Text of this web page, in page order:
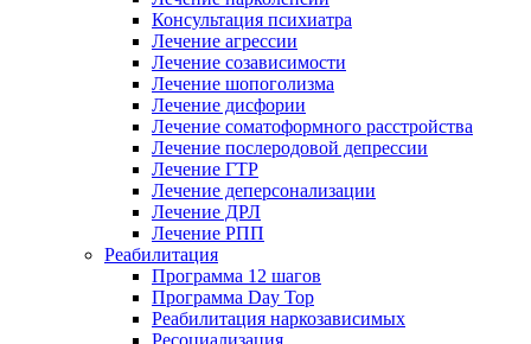
Консультация психиатра
Лечение агрессии
Лечение созависимости
Лечение шопоголизма
Лечение дисфории
Лечение соматоформного расстройства
Лечение послеродовой депрессии
Лечение ГТР
Лечение деперсонализации
Лечение ДРЛ
Лечение РПП
Реабилитация
Программа 12 шагов
Программа Day Top
Реабилитация наркозависимых
Ресоциализация